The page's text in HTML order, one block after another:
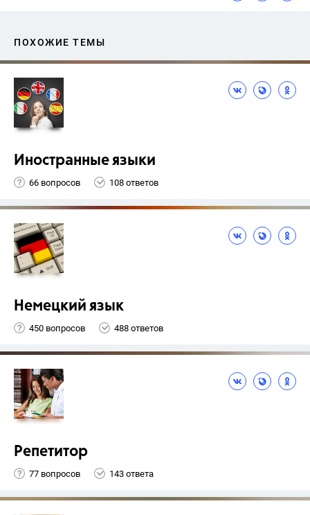
ПОХОЖИЕ ТЕМЫ
Иностранные языки
66 вопросов 108 ответов
Немецкий язык
450 вопросов 488 ответов
Репетитор
77 вопросов 143 ответа